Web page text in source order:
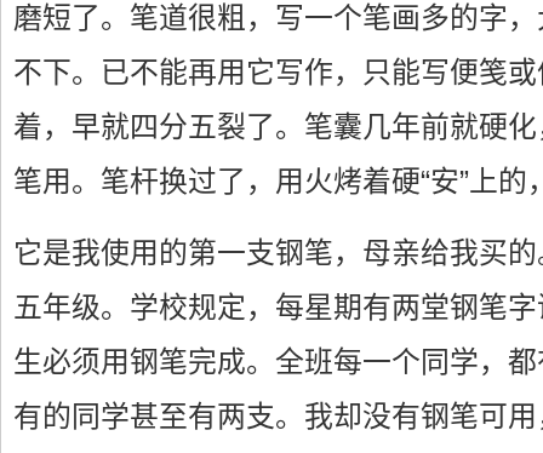
磨短了。笔道很粗，写一个笔画多的字
不下。已不能再用它写作，只能写便笺
着，早就四分五裂了。笔囊几年前就硬
笔用。笔杆换过了，用火烤着硬“安”上
它是我使用的第一支钢笔，母亲给我买
五年级。学校规定，每星期有两堂钢笔
生必须用钢笔完成。全班每一个同学，
有的同学甚至有两支。我却没有钢笔可